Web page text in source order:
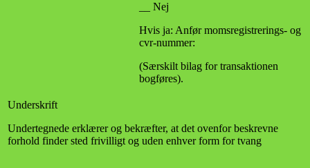
__ Nej
Hvis ja: Anfør momsregistrerings- og
cvr-nummer:
(Særskilt bilag for transaktionen
bogføres).
Underskrift
Undertegnede erklærer og bekræfter, at det ovenfor beskrevne
forhold finder sted frivilligt og uden enhver form for tvang